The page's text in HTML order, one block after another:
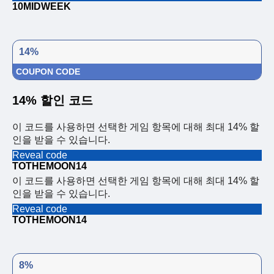
10MIDWEEK
14%
COUPON CODE
14% 할인 코드
이 코드를 사용하면 선택한 게임 항목에 대해 최대 14% 할
인을 받을 수 있습니다.
Reveal code
TOTHEMOON14
이 코드를 사용하면 선택한 게임 항목에 대해 최대 14% 할
인을 받을 수 있습니다.
Reveal code
TOTHEMOON14
8%